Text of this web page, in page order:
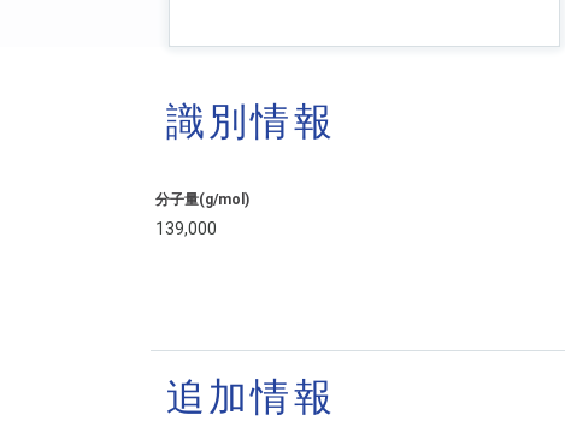
識別情報
分子量(g/mol)
139,000
追加情報